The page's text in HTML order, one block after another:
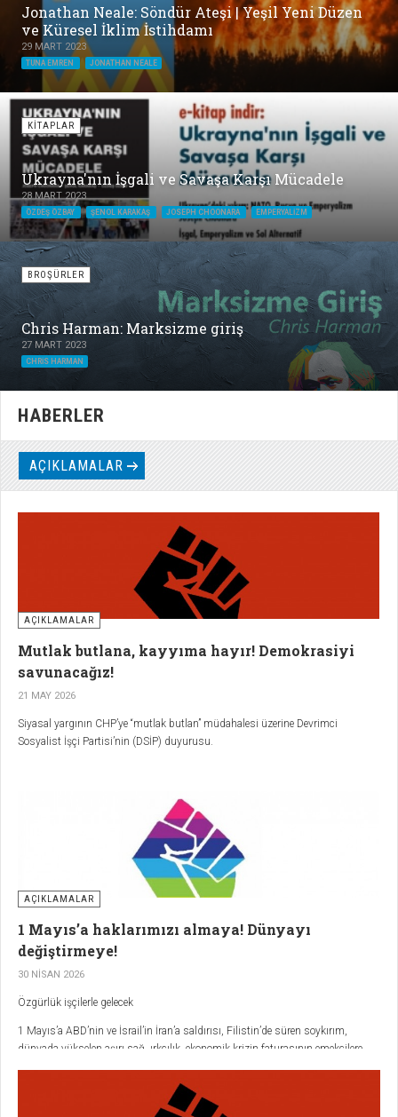
Jonathan Neale: Söndür Ateşi | Yeşil Yeni Düzen
ve Küresel İklim İstihdamı
29 MART 2023
TUNA EMREN JONATHAN NEALE
KİTAPLAR
Ukrayna'nın İşgali ve Savaşa Karşı Mücadele
28 MART 2023
ÖZDEŞ ÖZBAY ŞENOL KARAKAŞ JOSEPH CHOONARA EMPERYALIZM
BROŞÜRLER
Chris Harman: Marksizme giriş
27 MART 2023
CHRIS HARMAN
HABERLER
AÇIKLAMALAR
AÇIKLAMALAR
Mutlak butlana, kayyıma hayır! Demokrasiyi
savunacağız!
21 MAY 2026
Siyasal yargının CHP’ye “mutlak butlan” müdahalesi üzerine Devrimci
Sosyalist İşçi Partisi’nin (DSİP) duyurusu.
AÇIKLAMALAR
1 Mayıs’a haklarımızı almaya! Dünyayı
değiştirmeye!
30 NISAN 2026
Özgürlük işçilerle gelecek
1 Mayıs’a ABD’nin ve İsrail’in İran’a saldırısı, Filistin’de süren soykırım,
dünyada yükselen aşırı sağ, ırkçılık, ekonomik krizin faturasının emekçilere